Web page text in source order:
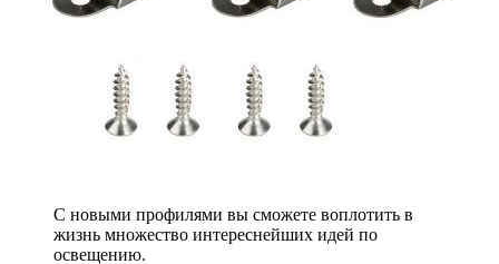
С новыми профилями вы сможете воплотить в
жизнь множество интереснейших идей по
освещению.